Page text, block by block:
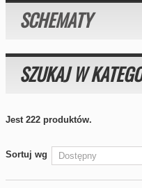
SCHEMATY
SZUKAJ W
Jest 222 produktów.
Sortuj wg